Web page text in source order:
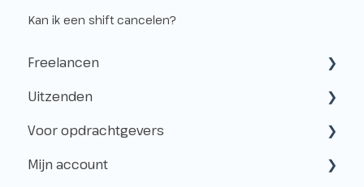
Kan ik een shift cancelen?
Freelancen
Starten als freelancer
Kvk & btw-id
Verzekeringen
Uitzenden
Hoe werkt het uitzenden?
Freelancen en uitzenden
Voor opdrachtgevers
Samenwerken met Flexwerkers
Mijn account